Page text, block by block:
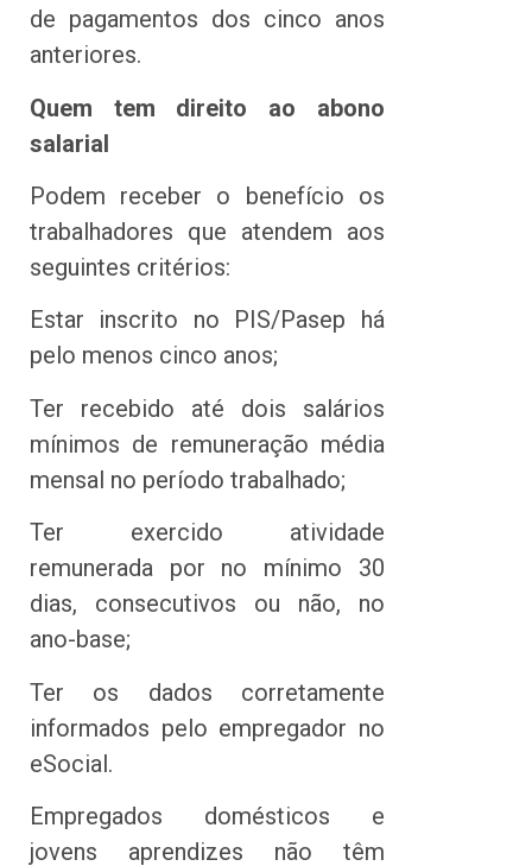
de pagamentos dos cinco anos
anteriores.
Quem tem direito ao abono
salarial
Podem receber o benefício os
trabalhadores que atendem aos
seguintes critérios:
Estar inscrito no PIS/Pasep há
pelo menos cinco anos;
Ter recebido até dois salários
mínimos de remuneração média
mensal no período trabalhado;
Ter exercido atividade
remunerada por no mínimo 30
dias, consecutivos ou não, no
ano-base;
Ter os dados corretamente
informados pelo empregador no
eSocial.
Empregados domésticos e
jovens aprendizes não têm